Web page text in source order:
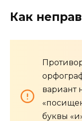
Как
вариант
буквы